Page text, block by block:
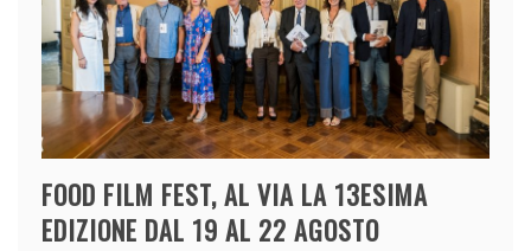
FOOD FILM FEST, AL VIA LA 13ESIMA
EDIZIONE DAL 19 AL 22 AGOSTO